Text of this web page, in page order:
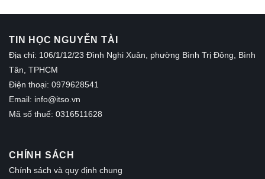
TIN HỌC NGUYỄN TÀI
Địa chỉ: 106/1/12/23 Đình Nghi Xuân, phường Bình Trị Đông, Bình
Tân, TPHCM
Điện thoại: 0979628541
Email: info@itso.vn
Mã số thuế: 0316511628
CHÍNH SÁCH
Chính sách và quy định chung